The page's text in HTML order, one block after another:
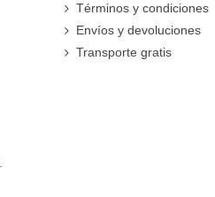
Términos y condiciones
Envíos y devoluciones
Transporte gratis